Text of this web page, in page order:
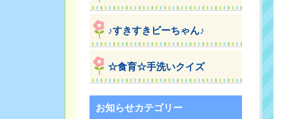
♪すきすきビーちゃん♪
☆食育☆手洗いクイズ
お知らせカテゴリー